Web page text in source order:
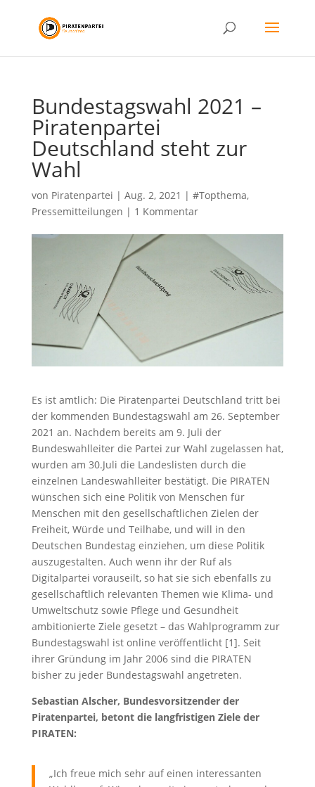
Bundestagswahl 2021 –
Piratenpartei
Deutschland steht zur
Wahl
von Piratenpartei | Aug. 2, 2021 | #Topthema,
Pressemitteilungen | 1 Kommentar
Es ist amtlich: Die Piratenpartei Deutschland tritt bei
der kommenden Bundestagswahl am 26. September
2021 an. Nachdem bereits am 9. Juli der
Bundeswahlleiter die Partei zur Wahl zugelassen hat,
wurden am 30.Juli die Landeslisten durch die
einzelnen Landeswahlleiter bestätigt. Die PIRATEN
wünschen sich eine Politik von Menschen für
Menschen mit den gesellschaftlichen Zielen der
Freiheit, Würde und Teilhabe, und will in den
Deutschen Bundestag einziehen, um diese Politik
auszugestalten. Auch wenn ihr der Ruf als
Digitalpartei vorauseilt, so hat sie sich ebenfalls zu
gesellschaftlich relevanten Themen wie Klima- und
Umweltschutz sowie Pflege und Gesundheit
ambitionierte Ziele gesetzt – das Wahlprogramm zur
Bundestagswahl ist online veröffentlicht [1]. Seit
ihrer Gründung im Jahr 2006 sind die PIRATEN
bisher zu jeder Bundestagswahl angetreten.
Sebastian Alscher, Bundesvorsitzender der
Piratenpartei, betont die langfristigen Ziele der
PIRATEN:
„Ich freue mich sehr auf einen interessanten